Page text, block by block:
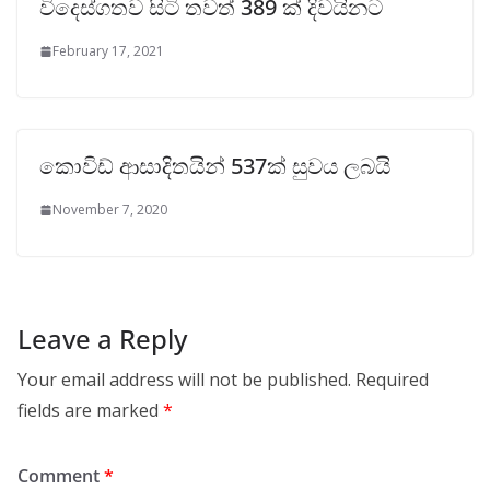
විදෙස්ගතව සිටි තවත් 389 ක් දිවයිනට
February 17, 2021
කොවිඩ් ආසාදිතයින් 537ක් සුවය ලබයි
November 7, 2020
Leave a Reply
Your email address will not be published. Required
fields are marked *
Comment*